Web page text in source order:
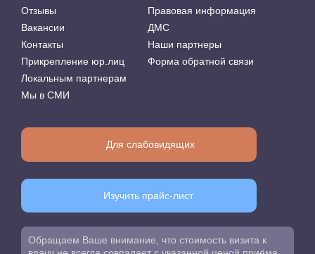
Отзывы
Вакансии
Контакты
Прикрепление юр.лиц
Локальным партнерам
Мы в СМИ
Правовая информация
ДМС
Наши партнеры
Форма обратной связи
Для слабовидящих
Изучить прайс-лист
Обращаем Ваше внимание, что стоимость визита к